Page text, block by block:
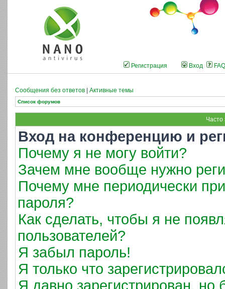
Регистрация Вход FAQ
Сообщения без ответов Активные темы
Список форумов
Часто
Вход на конференцию и
Почему я не могу войти?
Зачем мне вообще нужно
Почему мне периодически
пароля?
Как сделать, чтобы я не
пользователей?
Я забыл пароль!
Я только что
Я давно зарегистрирован, но